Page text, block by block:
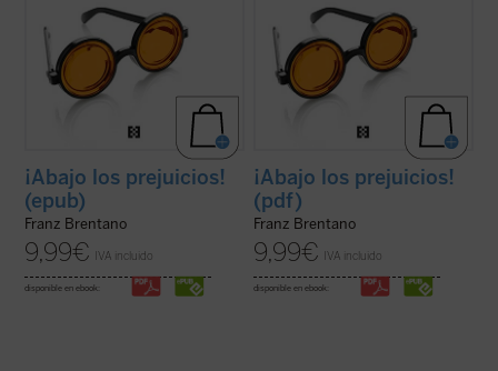
¡Abajo los prejuicios!
(epub)
Franz Brentano
9,99€ IVA incluido
disponible en ebook:
¡Abajo los prejuicios!
(pdf)
Franz Brentano
9,99€ IVA incluido
disponible en ebook: